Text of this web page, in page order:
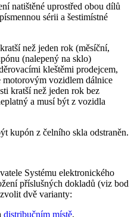
natištěné uprostřed obou dílů
sérii a šestimístné
než jeden rok (měsíční,
(nalepený na sklo)
kleštěmi prodejcem,
vozidlem dálnice
kratší než jeden rok bez
a musí být z vozidla
kupón z čelního skla odstraněn.
Systému elektronického
příslušných dokladů (viz bod
dvě varianty:
distribučním místě,